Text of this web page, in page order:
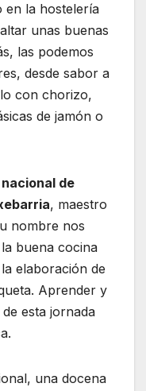
en la hostelería
unas buenas
las podemos
desde sabor a
con chorizo,
de jamón o
de
, maestro
nombre nos
buena cocina
elaboración de
Aprender y
esta jornada
una docena